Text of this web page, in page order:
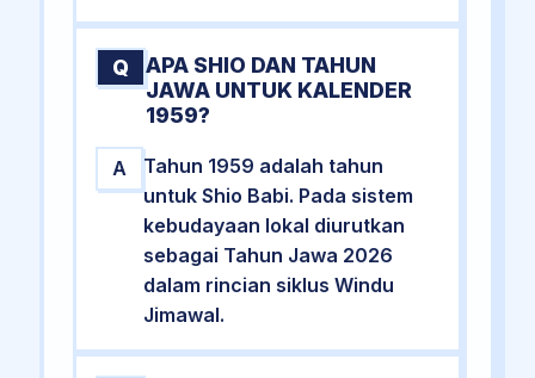
Q
APA SHIO DAN TAHUN
JAWA UNTUK KALENDER
1959?
A
Tahun 1959 adalah tahun
untuk Shio Babi. Pada sistem
kebudayaan lokal diurutkan
sebagai Tahun Jawa 2026
dalam rincian siklus Windu
Jimawal.